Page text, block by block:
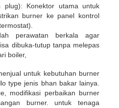
plug): Konektor utama untuk
burner ke panel kontrol
perawatan berkala agar
dibuka-tutup tanpa melepas
boiler,
untuk kebutuhan burner
type jenis bhan bakar lainya.
modifikasi perbaikan burner
burner. untuk tenaga